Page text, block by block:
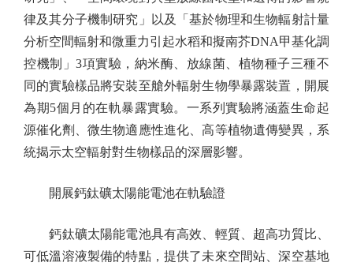
律及其分子機制研究」以及「基於物理和生物輻射計量
分析空間輻射和微重力引起水稻和擬南芥DNA甲基化調
控機制」3項實驗，納米酶、放線菌、植物種子三種不
同的實驗樣品將安裝至艙外輻射生物學暴露裝置，開展
為期5個月的在軌暴露實驗。一系列實驗將涵蓋生命起
源催化劑、微生物適應性進化、高等植物遺傳變異，系
統揭示太空輻射對生物樣品的深層影響。
開展鈣鈦礦太陽能電池在軌驗證
鈣鈦礦太陽能電池具有高效、輕質、超高功質比、
可低溫溶液製備的特點，提供了未來空間站、深空基地